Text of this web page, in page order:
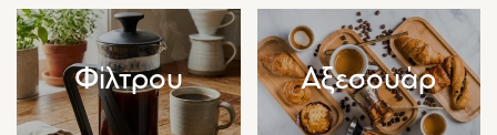
Φίλτρου Αξεσουάρ